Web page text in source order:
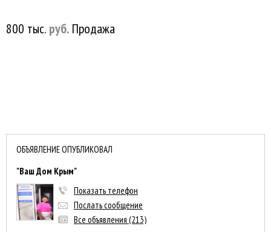
800 тыс. руб. Продажа
ОБЪЯВЛЕНИЕ ОПУБЛИКОВАЛ
"Ваш Дом Крым"
Показать телефон
Послать сообщение
Все объявления (213)